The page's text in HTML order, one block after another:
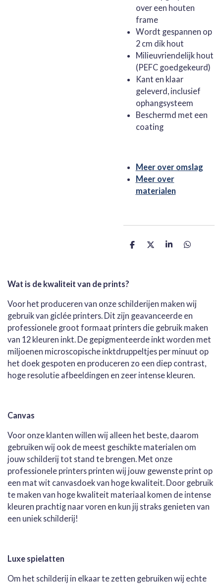
over een houten
frame
Wordt gespannen op
2 cm dik hout
Milieuvriendelijk hout
(PEFC goedgekeurd)
Kant en klaar
geleverd, inclusief
ophangsysteem
Beschermd met een
coating
Meer over omslag
Meer over
materialen
D
D
S
D
Wat is de kwaliteit van de prints?
Voor het produceren van onze schilderijen maken wij
gebruik van giclée printers. Dit zijn geavanceerde en
professionele groot formaat printers die gebruik maken
van 12 kleuren inkt. De gepigmenteerde inkt worden met
miljoenen microscopische inktdruppeltjes per minuut op
het doek gespoten en produceren zo een diep contrast,
hoge resolutie afbeeldingen en zeer intense kleuren.
Canvas
Voor onze klanten willen wij alleen het beste, daarom
gebruiken wij ook de meest geschikte materialen om
jouw schilderij tot stand te brengen. Met onze
professionele printers printen wij jouw gewenste print op
een mat wit canvasdoek van hoge kwaliteit. Door gebruik
te maken van hoge kwaliteit materiaal komen de intense
kleuren prachtig naar voren en kun jij straks genieten van
een uniek schilderij!
Luxe spielatten
Om het schilderij in elkaar te zetten gebruiken wij echte